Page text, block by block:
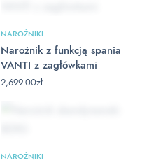
NAROŻNIKI
Narożnik z funkcją spania
VANTI z zagłówkami
2,699.00zł
NAROŻNIKI